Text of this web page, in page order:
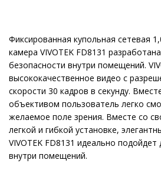
Фиксированная купольная сетевая
камера VIVOTEK FD8131
безопасности внутри помещений.
высококачественное видео с
скорости 30 кадров в секунду.
объективом пользователь легко
желаемое поле зрения. Вместе со
легкой и гибкой установке,
VIVOTEK FD8131 идеально
внутри помещений.